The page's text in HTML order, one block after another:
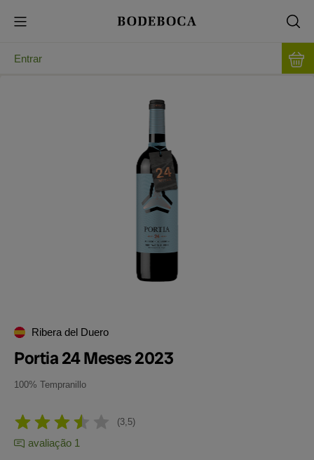
Entrar
Ribera del Duero
Portia 24 Meses 2023
100% Tempranillo
3,5
avaliação 1